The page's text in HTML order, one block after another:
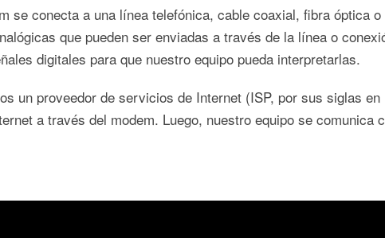
se conecta a una línea telefónica, cable coaxial, fibra óptica
que pueden ser enviadas a través de la línea o
digitales para que nuestro equipo pueda interpretarlas.
un proveedor de servicios de Internet (ISP, por sus siglas
a través del modem. Luego, nuestro equipo se comunica